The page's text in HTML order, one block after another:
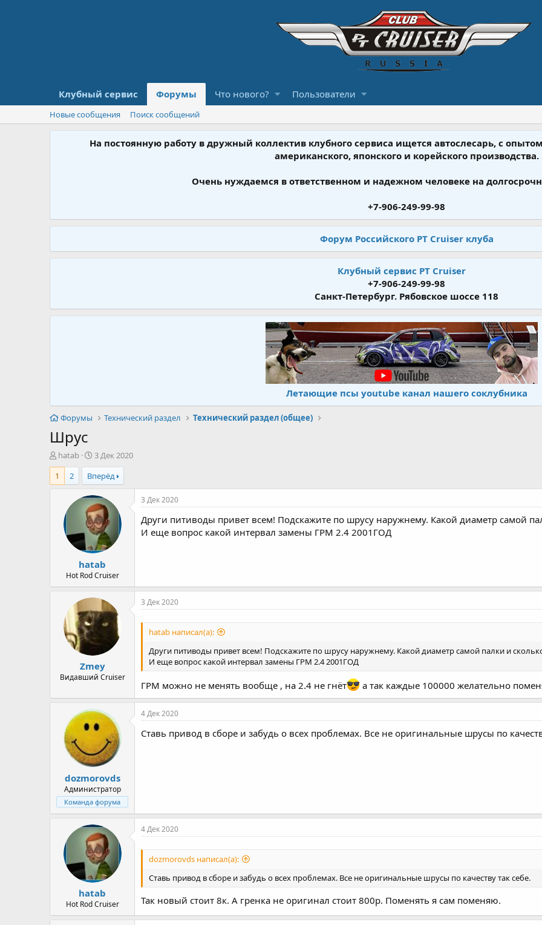
Клубный сервис Форумы Что нового? Пользователи
Новые сообщения Поиск сообщений
На постоянную работу в дружный коллектив клубного сервиса ищется автослесарь, с
американского, японского и корейского производства.
Очень нуждаемся в ответственном и надежном человеке на
+7-906-249-99-98
Форум Российского PT Cruiser клуба
Клубный сервис PT Cruiser
+7-906-249-99-98
Санкт-Петербург. Рябовское шоссе 118
Летающие псы youtube канал нашего соклубника
Форумы Технический раздел Технический раздел (общее)
Шрус
А
в
т
о
hatab
Д
а
т
а
н
а
ч
а
л
а
3 Дек 2020
1
2 Вперёд
hatab
Hot Rod Cruiser
3 Дек 2020
Други питиводы привет всем! Подскажите по шрусу наружнему. Какой диаметр самой
И еще вопрос какой интервал замены ГРМ 2.4 2001ГОД
Zmey
Видавший Cruiser
3 Дек 2020
hatab написал(а):
Други питиводы привет всем! Подскажите по шрусу наружнему. Какой диаметр самой палки и
И еще вопрос какой интервал замены ГРМ 2.4 2001ГОД
ГРМ можно не менять вообще , на 2.4 не гнёт а так каждые 100000 желательно
dozmorovds
Администратор
Команда форума
4 Дек 2020
Ставь привод в сборе и забудь о всех проблемах. Все не оригинальные шрусы по
hatab
Hot Rod Cruiser
4 Дек 2020
dozmorovds написал(а):
Ставь привод в сборе и забудь о всех проблемах. Все не оригинальные шрусы по качеству так себе.
Так новый стоит 8к. А гренка не оригинал стоит 800р. Поменять я сам поменяю.